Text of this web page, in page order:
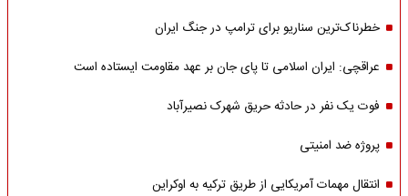
خطرناک‌ترین سناریو برای ترامپ در جنگ ایران
عراقچی: ایران اسلامی تا پای جان بر عهد مقاومت ایستاده است
فوت یک نفر در حادثه حریق شهرک نصیرآباد
پروژه ضد امنیتی
انتقال مهمات آمریکایی از طریق ترکیه به اوکراین